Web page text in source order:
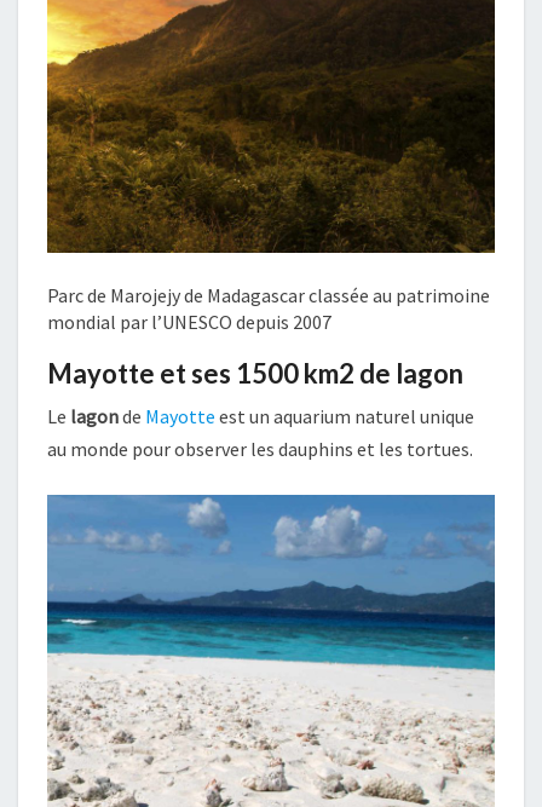
Parc de Marojejy de Madagascar classée au patrimoine
mondial par l’UNESCO depuis 2007
Mayotte et ses 1500 km2 de lagon
Le lagonde Mayotte est un aquarium naturel unique
au monde pour observer les dauphins et les tortues.